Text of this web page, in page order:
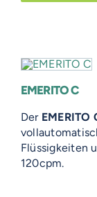
EMERITO C
Der
Flüssigkeiten
120cpm.